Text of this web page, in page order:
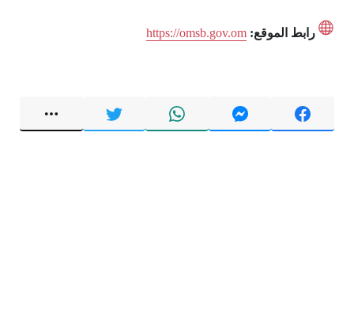
رابط الموقع: https://omsb.gov.om